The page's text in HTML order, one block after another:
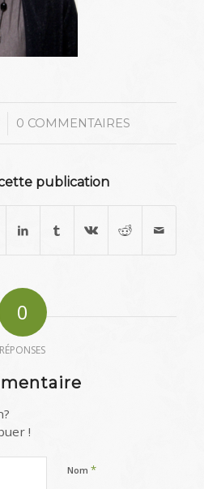
0 COMMENTAIRES
publication
0
RÉPONSES
!
Nom *